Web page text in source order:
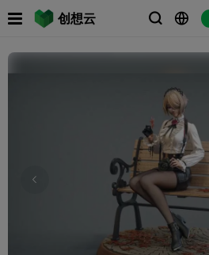
创想云  